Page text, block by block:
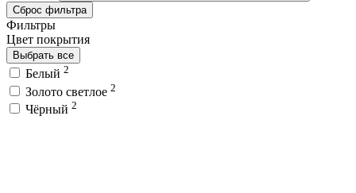
Сброс фильтра
Фильтры
Цвет покрытия
Выбрать все
Белый 2
Золото светлое 2
Чёрный 2